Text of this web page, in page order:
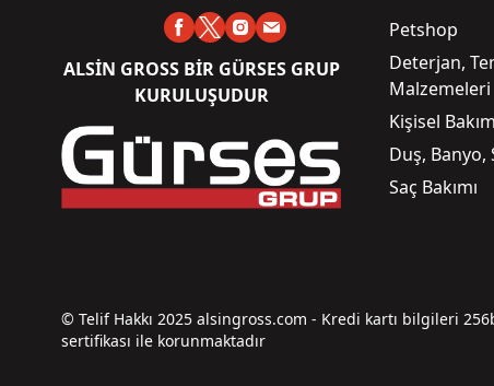
ALSİN GROSS BİR GÜRSES GRUP
KURULUŞUDUR
Petshop
Deterjan,
Malzemeleri
Kişisel
Duş, Banyo,
Saç Bakımı
© Telif Hakkı 2025 alsingross.com - Kredi kartı bilgileri
sertifikası ile korunmaktadır